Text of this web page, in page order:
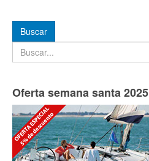
Buscar
Oferta semana santa 2025